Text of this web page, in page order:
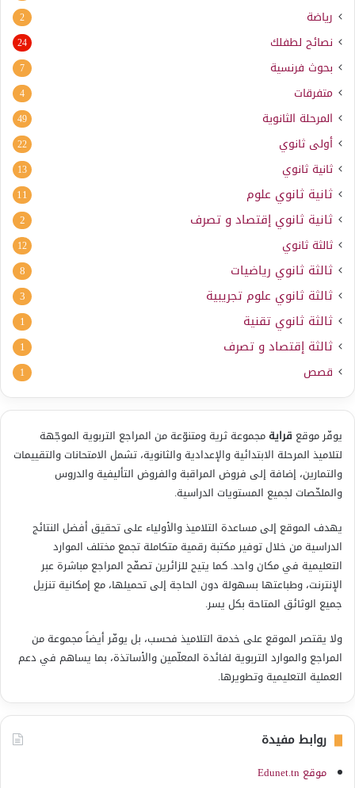
رياضة 2
نصائح لطفلك 24
بحوث فرنسية 7
متفرقات 4
المرحلة الثانوية 49
أولى ثانوي 22
ثانية ثانوي 13
ثانية ثانوي علوم 11
ثانية ثانوي إقتصاد و تصرف 2
ثالثة ثانوي 12
ثالثة ثانوي رياضيات 8
ثالثة ثانوي علوم تجريبية 3
ثالثة ثانوي تقنية 1
ثالثة إقتصاد و تصرف 1
قصص 1
يوفّر موقع قرايةمجموعة ثرية ومتنوّعة من المراجع التربوية الموجّهة
لتلاميذ المرحلة الابتدائية والإعدادية والثانوية، تشمل الامتحانات والتقييمات
والتمارين، إضافة إلى فروض المراقبة والفروض التأليفية والدروس
والملخّصات لجميع المستويات الدراسية.
يهدف الموقع إلى مساعدة التلاميذ والأولياء على تحقيق أفضل النتائج
الدراسية من خلال توفير مكتبة رقمية متكاملة تجمع مختلف الموارد
التعليمية في مكان واحد. كما يتيح للزائرين تصفّح المراجع مباشرة عبر
الإنترنت، وطباعتها بسهولة دون الحاجة إلى تحميلها، مع إمكانية تنزيل
جميع الوثائق المتاحة بكل يسر.
ولا يقتصر الموقع على خدمة التلاميذ فحسب، بل يوفّر أيضاً مجموعة من
المراجع والموارد التربوية لفائدة المعلّمين والأساتذة، بما يساهم في دعم
العملية التعليمية وتطويرها.
روابط مفيدة
موقع Edunet.tn